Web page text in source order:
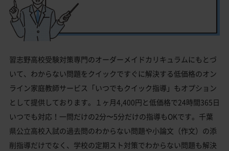
習志野高校受験対策専門のオーダーメイドカリキュラムにもとづ
いて、わからない問題をクイックですぐに解決する低価格のオン
ライン家庭教師サービス「いつでもクイック指導」もオプション
として提供しております。１ヶ月4,400円と低価格で24時間365日
いつでも対応！一問だけの2分〜5分だけの指導もOKです。千葉
県公立高校入試の過去問のわからない問題や小論文（作文）の添
削指導だけでなく、学校の定期スト対策でわからない問題も解決